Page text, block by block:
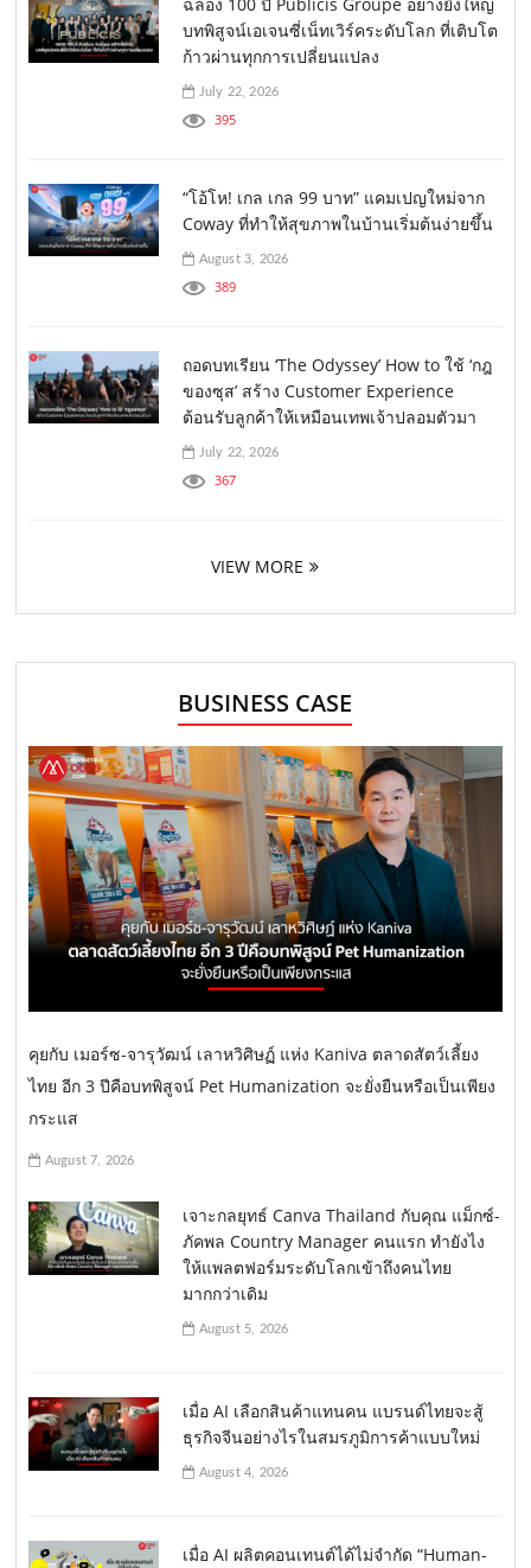
บทพิสูจน์เอเจนซี่เน็ทเวิร์คระดับโลก ที่เติบโต
ก้าวผ่านทุกการเปลี่ยนแปลง
July 22, 2026
395
“โอ้โห! เกล เกล 99 บาท” แคมเปญใหม่จาก
Coway ที่ทำให้สุขภาพในบ้านเริ่มต้นง่ายขึ้น
August 3, 2026
389
ถอดบทเรียน ‘The Odyssey’ How to ใช้ ‘กฎ
ของซุส’ สร้าง Customer Experience
ต้อนรับลูกค้าให้เหมือนเทพเจ้าปลอมตัวมา
July 22, 2026
367
VIEW MORE
BUSINESS CASE
คุยกับ เมอร์ซ-จารุวัฒน์ เลาหวิศิษฏ์ แห่ง Kaniva ตลาดสัตว์เลี้ยง
ไทย อีก 3 ปีคือบทพิสูจน์ Pet Humanization จะยั่งยืนหรือเป็นเพียง
กระแส
August 7, 2026
เจาะกลยุทธ์ Canva Thailand กับคุณ แม็กซ์-
ภัคพล Country Manager คนแรก ทำยังไง
ให้แพลตฟอร์มระดับโลกเข้าถึงคนไทย
มากกว่าเดิม
August 5, 2026
เมื่อ AI เลือกสินค้าแทนคน แบรนด์ไทยจะสู้
ธุรกิจจีนอย่างไรในสมรภูมิการค้าแบบใหม่
August 4, 2026
เมื่อ AI ผลิตคอนเทนต์ได้ไม่จำกัด “Human-